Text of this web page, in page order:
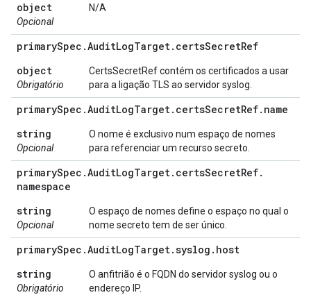
object
Opcional
N/A
primarySpec .AuditLogTarget. certsSecretRef
object
Obrigatório
CertsSecretRef contém os certificados a usar
para a ligação TLS ao servidor syslog.
primarySpec .AuditLogTarget. certsSecretRef. name
string
Opcional
O nome é exclusivo num espaço de nomes
para referenciar um recurso secreto.
primarySpec .AuditLogTarget. certsSecretRef.
namespace
string
Opcional
O espaço de nomes define o espaço no qual o
nome secreto tem de ser único.
primarySpec .AuditLogTarget.syslog . host
string
Obrigatório
O anfitrião é o FQDN do servidor syslog ou o
endereço IP.